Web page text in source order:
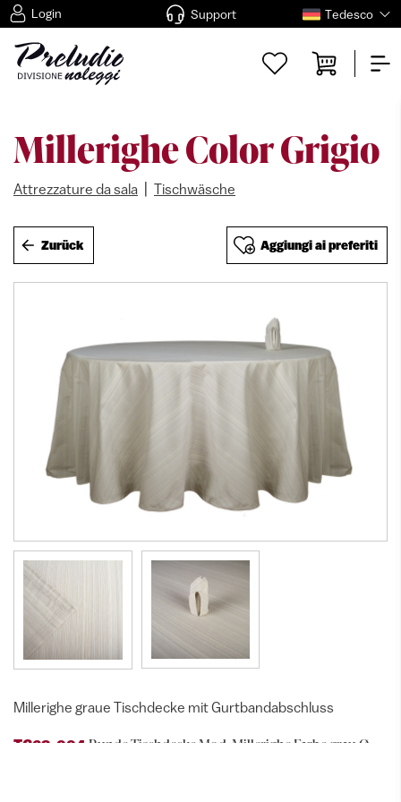
Login Support Tedesco
Millerighe Color Grigio
Attrezzature da sala Tischwäsche
Zurück Aggiungi ai preferiti
Millerighe graue Tischdecke mit Gurtbandabschluss
TG68-004 Runde Tischdecke Mod. Millerighe Farbe grau Ø